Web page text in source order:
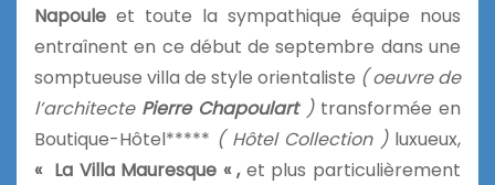
Napoule et toute la sympathique équipe nous
entraînent en ce début de septembre dans une
somptueuse villa de style orientaliste ( oeuvre de
l’architecte Pierre Chapoulart)transformée en
Boutique-Hôtel***** ( Hôtel Collection )luxueux,
« La Villa Mauresque « , et plus particulièrement